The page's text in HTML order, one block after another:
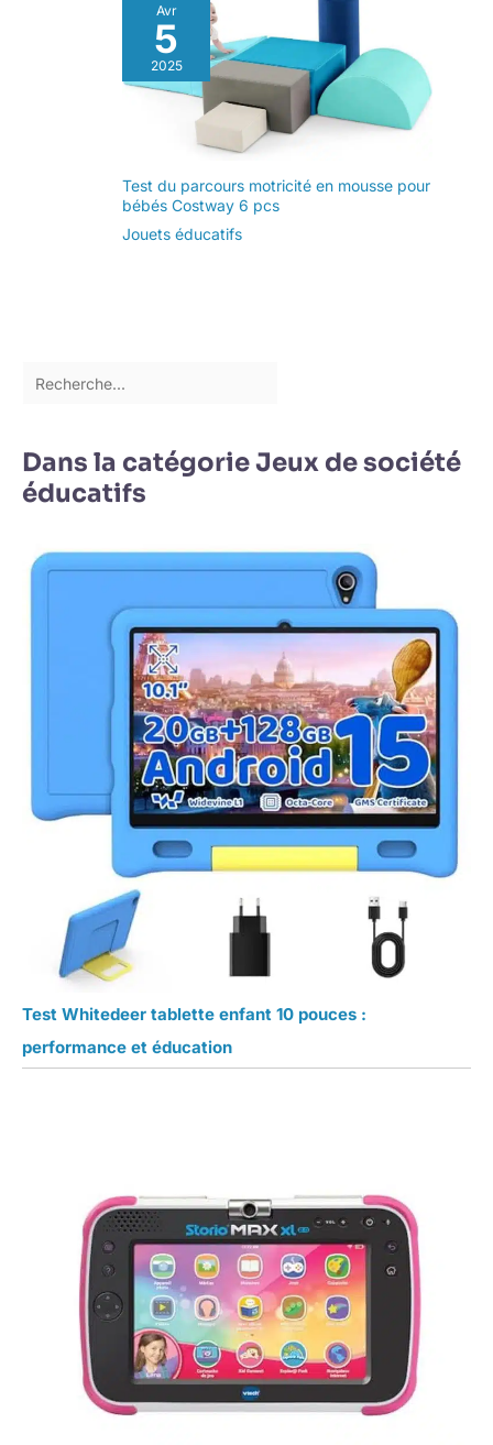
Avr
5
2025
Test du parcours motricité en mousse pour
bébés Costway 6 pcs
Jouets éducatifs
Dans la catégorie Jeux de société
éducatifs
Test Whitedeer tablette enfant 10 pouces :
performance et éducation